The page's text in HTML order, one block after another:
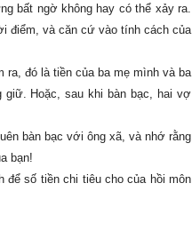
bất ngờ không hay có thể xảy ra.
điểm, và căn cứ vào tính cách của
đó là tiền của ba mẹ mình và ba
giữ. Hoặc, sau khi bàn bạc, hai vợ
bàn bạc với ông xã, và nhớ rằng
bạn!
để số tiền chi tiêu cho của hồi môn